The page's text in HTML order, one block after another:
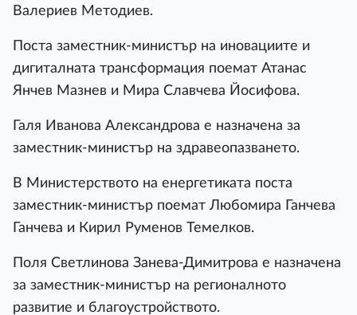
Валериев Методиев.
Поста заместник-министър на иновациите и
дигиталната трансформация поемат Атанас
Янчев Мазнев и Мира Славчева Йосифова.
Галя Иванова Александрова е назначена за
заместник-министър на здравеопазването.
В Министерството на енергетиката поста
заместник-министър поемат Любомира Ганчева
Ганчева и Кирил Руменов Темелков.
Поля Светлинова Занева-Димитрова е назначена
за заместник-министър на регионалното
развитие и благоустройството.